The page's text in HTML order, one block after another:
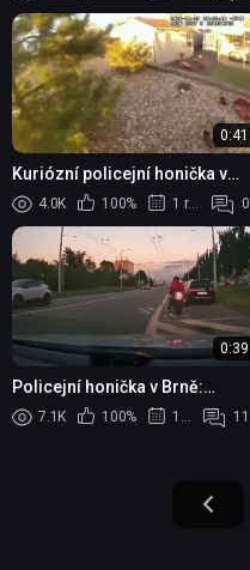
0:41
Kuriózní policejní honička v
Lone Tree skončila zatčením
4.0K 100% 1 rok 0
0:39
Policejní honička v Brně:
Ujíždějící motorkář pod vlivem
drog
7.1K 100% 1 rok 11